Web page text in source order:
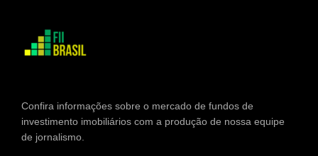
Confira informações sobre o mercado de fundos de
investimento imobiliários com a produção de nossa equipe
de jornalismo.